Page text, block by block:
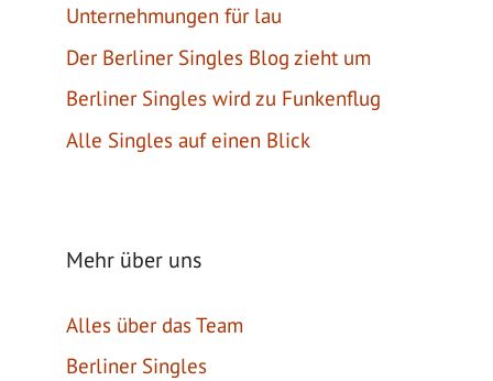
Unternehmungen für lau
Der Berliner Singles Blog zieht um
Berliner Singles wird zu Funkenflug
Alle Singles auf einen Blick
Mehr über uns
Alles über das Team
Berliner Singles